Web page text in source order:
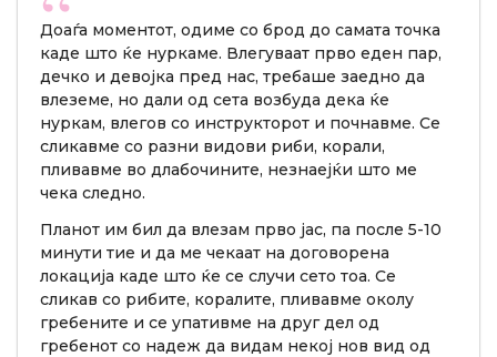
Доаѓа моментот, одиме со брод до самата точка
каде што ќе нуркаме. Влегуваат прво еден пар,
дечко и девојка пред нас, требаше заедно да
влеземе, но дали од сета возбуда дека ќе
нуркам, влегов со инструкторот и почнавме. Се
сликавме со разни видови риби, корали,
пливавме во длабочините, незнаејќи што ме
чека следно.
Планот им бил да влезам прво јас, па после 5-10
минути тие и да ме чекаат на договорена
локација каде што ќе се случи сето тоа. Се
сликав со рибите, коралите, пливавме околу
гребените и се упативме на друг дел од
гребенот со надеж да видам некој нов вид од